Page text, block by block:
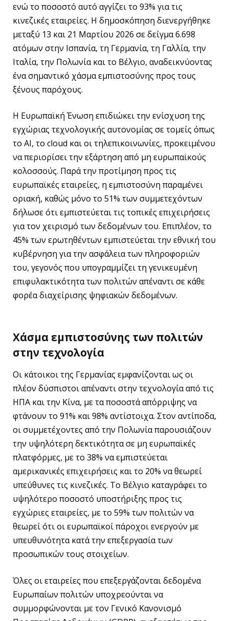
ενώ το ποσοστό αυτό αγγίζει το 93% για τις
κινεζικές εταιρείες. Η δημοσκόπηση διενεργήθηκε
μεταξύ 13 και 21 Μαρτίου 2026 σε δείγμα 6.698
ατόμων στην Ισπανία, τη Γερμανία, τη Γαλλία, την
Ιταλία, την Πολωνία και το Βέλγιο, αναδεικνύοντας
ένα σημαντικό χάσμα εμπιστοσύνης προς τους
ξένους παρόχους.
Η Ευρωπαϊκή Ένωση επιδιώκει την ενίσχυση της
εγχώριας τεχνολογικής αυτονομίας σε τομείς όπως
το AI, το cloud και οι τηλεπικοινωνίες, προκειμένου
να περιορίσει την εξάρτηση από μη ευρωπαϊκούς
κολοσσούς. Παρά την προτίμηση προς τις
ευρωπαϊκές εταιρείες, η εμπιστοσύνη παραμένει
οριακή, καθώς μόνο το 51% των συμμετεχόντων
δήλωσε ότι εμπιστεύεται τις τοπικές επιχειρήσεις
για τον χειρισμό των δεδομένων του. Επιπλέον, το
45% των ερωτηθέντων εμπιστεύεται την εθνική του
κυβέρνηση για την ασφάλεια των πληροφοριών
του, γεγονός που υπογραμμίζει τη γενικευμένη
επιφυλακτικότητα των πολιτών απέναντι σε κάθε
φορέα διαχείρισης ψηφιακών δεδομένων.
Χάσμα εμπιστοσύνης των πολιτών
στην τεχνολογία
Οι κάτοικοι της Γερμανίας εμφανίζονται ως οι
πλέον δύσπιστοι απέναντι στην τεχνολογία από τις
ΗΠΑ και την Κίνα, με τα ποσοστά απόρριψης να
φτάνουν το 91% και 98% αντίστοιχα. Στον αντίποδα,
οι συμμετέχοντες από την Πολωνία παρουσιάζουν
την υψηλότερη δεκτικότητα σε μη ευρωπαϊκές
πλατφόρμες, με το 38% να εμπιστεύεται
αμερικανικές επιχειρήσεις και το 20% να θεωρεί
υπεύθυνες τις κινεζικές. Το Βέλγιο καταγράφει το
υψηλότερο ποσοστό υποστήριξης προς τις
εγχώριες εταιρείες, με το 59% των πολιτών να
θεωρεί ότι οι ευρωπαϊκοί πάροχοι ενεργούν με
υπευθυνότητα κατά την επεξεργασία των
προσωπικών τους στοιχείων.
Όλες οι εταιρείες που επεξεργάζονται δεδομένα
Ευρωπαίων πολιτών υποχρεούνται να
συμμορφώνονται με τον Γενικό Κανονισμό